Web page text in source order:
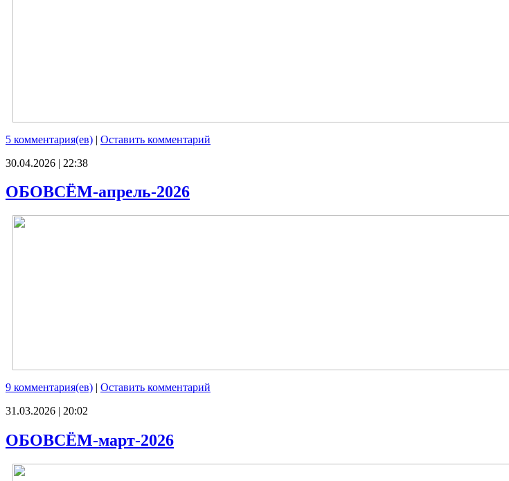
5 комментария(ев) | Оставить комментарий
30.04.2026 | 22:38
ОБОВСЁМ-апрель-2026
9 комментария(ев) | Оставить комментарий
31.03.2026 | 20:02
ОБОВСЁМ-март-2026